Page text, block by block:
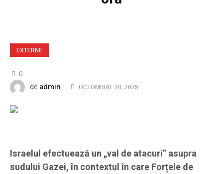
EXTERNE
0
de admin OCTOMBRIE 20, 2025
Israelul efectuează un „val de atacuri” asupra
sudului Gazei, în contextul în care Forțele de